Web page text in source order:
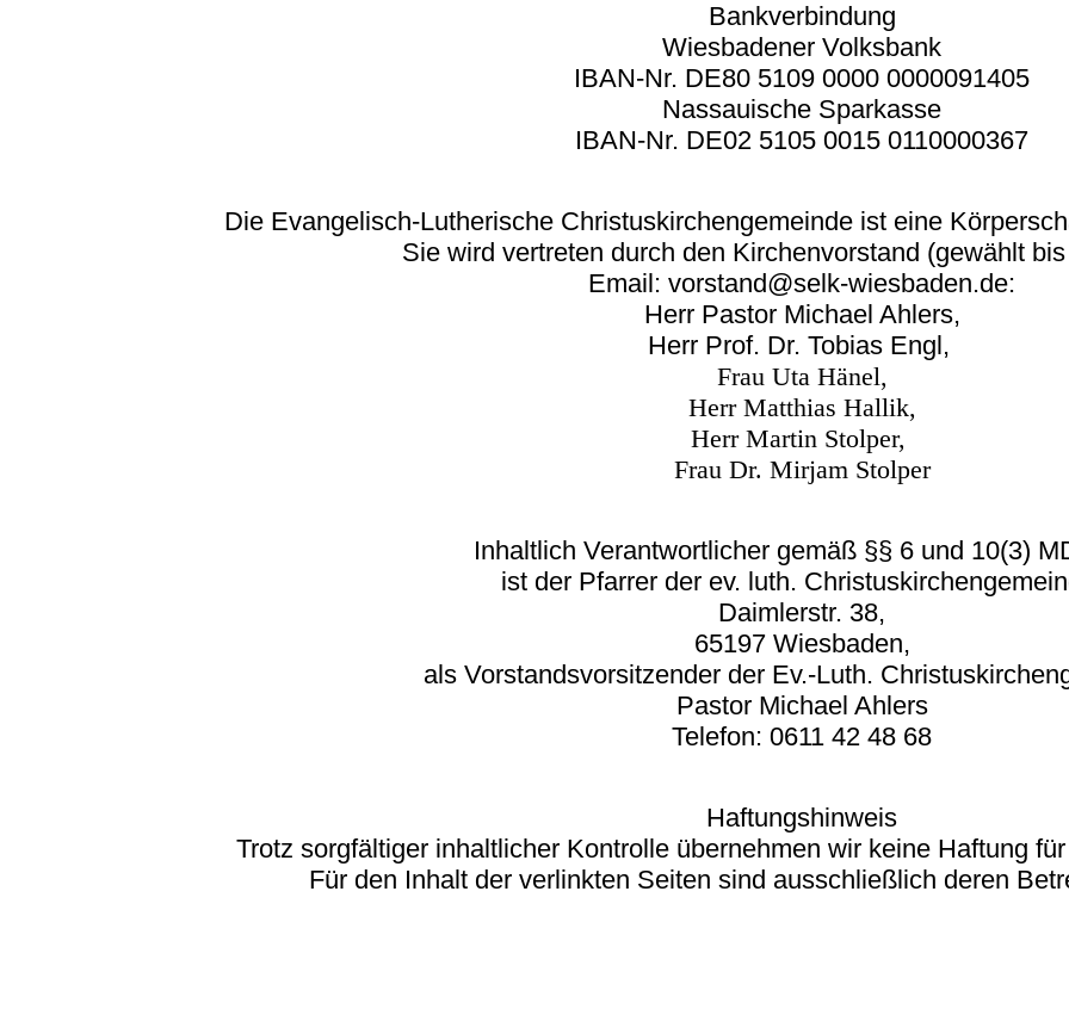
Bankverbindung
Wiesbadener Volksbank
IBAN-Nr. DE80 5109 0000 0000091405
Nassauische Sparkasse
IBAN-Nr. DE02 5105 0015 0110000367
Die Evangelisch-Lutherische Christuskirchengemeinde ist eine
Sie wird vertreten durch den Kirchenvorstand (gewählt
Email: vorstand@selk-wiesbaden.de:
Herr Pastor Michael Ahlers,
Herr Prof. Dr. Tobias Engl,
Frau Uta Hänel,
Herr Matthias Hallik,
Herr Martin Stolper,
Frau Dr. Mirjam Stolper
Inhaltlich Verantwortlicher gemäß §§ 6 und 10(3)
ist der Pfarrer der ev. luth.
Daimlerstr. 38,
65197 Wiesbaden,
als Vorstandsvorsitzender der Ev.-Luth.
Pastor Michael Ahlers
Telefon: 0611 42 48 68
Haftungshinweis
Trotz sorgfältiger inhaltlicher Kontrolle übernehmen wir keine Haftung
Für den Inhalt der verlinkten Seiten sind ausschließlich deren